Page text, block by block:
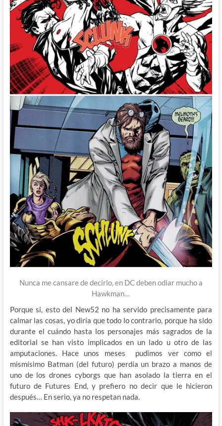
Nunca me cansare de decirlo, en DC deben odiar mucho a
Hawkman…
Porque si, esto del New52 no ha servido precisamente para
calmar las cosas, yo diría que todo lo contrario, porque ha sido
durante el cuándo hasta los personajes más sagrados de la
editorial se han visto implicados en un lado u otro de las
amputaciones. Hace unos meses pudimos ver como el
mismísimo Batman (del futuro) perdía un brazo a manos de
uno de los drones cyborgs que han asolado la tierra en el
futuro de Futures End, y prefiero no decir que le hicieron
después… En serio, ya no respetan nada.